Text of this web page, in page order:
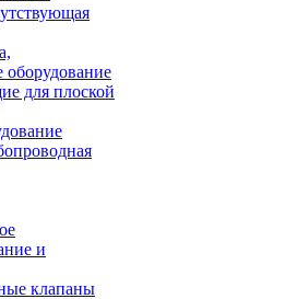
оборудование
для плоской
и
клапаны